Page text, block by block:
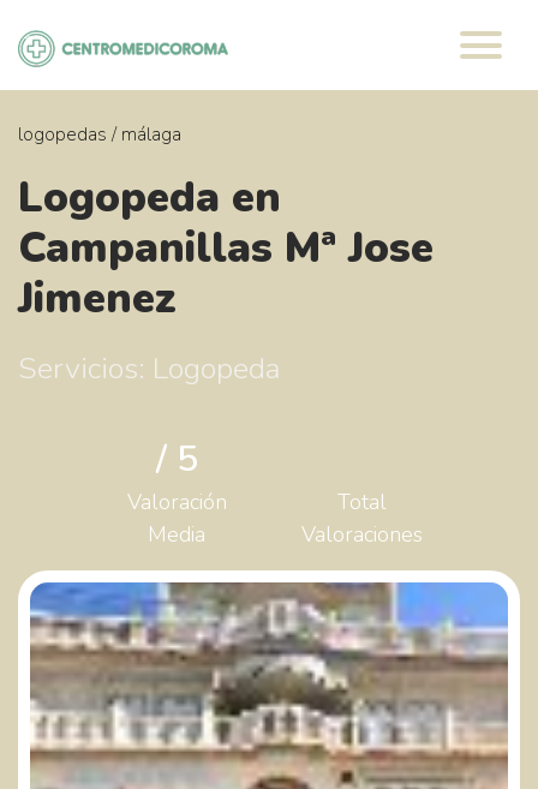
contenido
logopedas / málaga
Logopeda en
Campanillas Mª Jose
Jimenez
Servicios: Logopeda
/ 5
Valoración
Media
Total
Valoraciones